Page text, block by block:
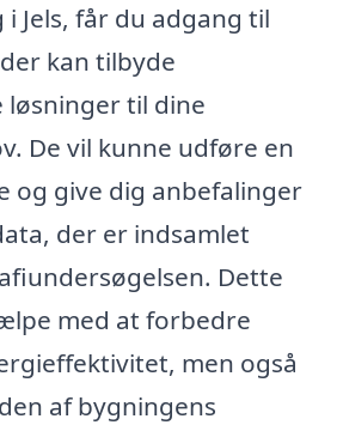
Jels, får du adgang til
kan tilbyde
til dine
De vil kunne udføre en
og give dig anbefalinger
der er indsamlet
Dette
med at forbedre
men også
af bygningens